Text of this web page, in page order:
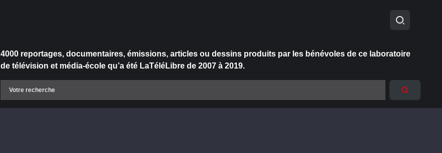
4000 reportages, documentaires, émissions, articles ou dessins produits par les bénévoles de ce laboratoire
de télévision et média-école qu’a été LaTéléLibre de 2007 à 2019.